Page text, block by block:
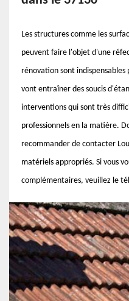
Les structures comme les
peuvent faire l'objet d'une
rénovation sont
vont entraîner des soucis
interventions qui sont très
professionnels en la matière.
recommander de contacter
matériels appropriés. Si vous
complémentaires, veuillez le